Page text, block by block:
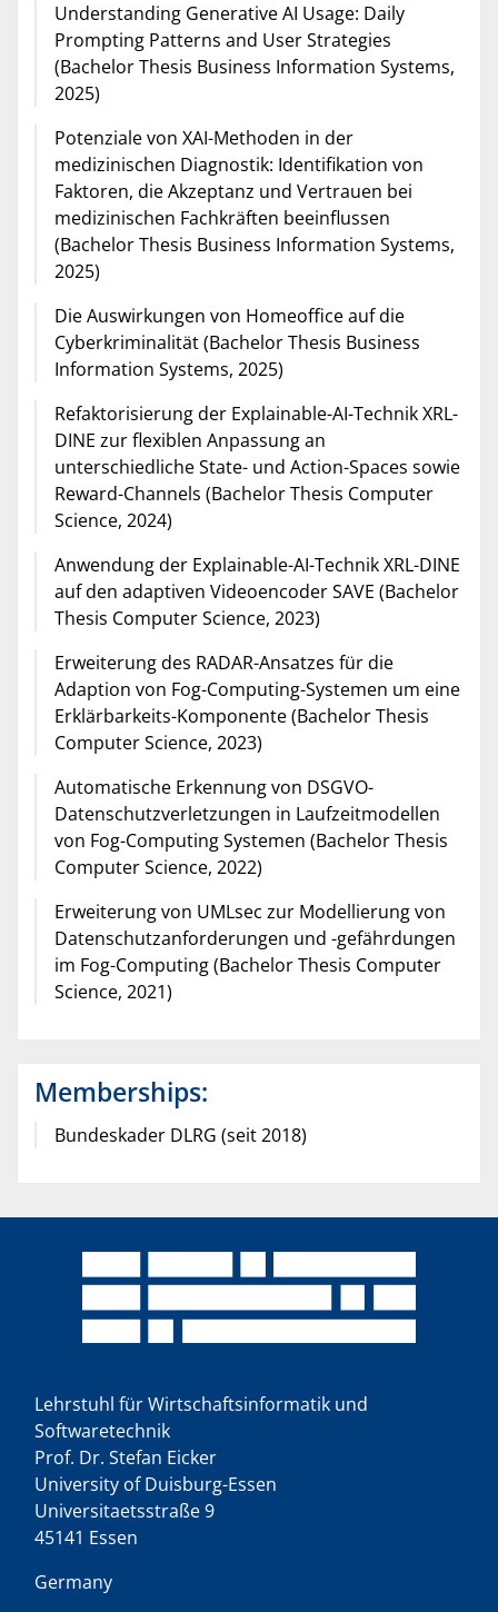
Understanding Generative AI Usage: Daily
Prompting Patterns and User Strategies
(Bachelor Thesis Business Information Systems,
2025)
Potenziale von XAI-Methoden in der
medizinischen Diagnostik: Identifikation von
Faktoren, die Akzeptanz und Vertrauen bei
medizinischen Fachkräften beeinflussen
(Bachelor Thesis Business Information Systems,
2025)
Die Auswirkungen von Homeoffice auf die
Cyberkriminalität (Bachelor Thesis Business
Information Systems, 2025)
Refaktorisierung der Explainable-AI-Technik XRL-
DINE zur flexiblen Anpassung an
unterschiedliche State- und Action-Spaces sowie
Reward-Channels (Bachelor Thesis Computer
Science, 2024)
Anwendung der Explainable-AI-Technik XRL-DINE
auf den adaptiven Videoencoder SAVE (Bachelor
Thesis Computer Science, 2023)
Erweiterung des RADAR-Ansatzes für die
Adaption von Fog-Computing-Systemen um eine
Erklärbarkeits-Komponente (Bachelor Thesis
Computer Science, 2023)
Automatische Erkennung von DSGVO-
Datenschutzverletzungen in Laufzeitmodellen
von Fog-Computing Systemen (Bachelor Thesis
Computer Science, 2022)
Erweiterung von UMLsec zur Modellierung von
Datenschutzanforderungen und -gefährdungen
im Fog-Computing (Bachelor Thesis Computer
Science, 2021)
Memberships:
Bundeskader DLRG (seit 2018)
Lehrstuhl für Wirtschaftsinformatik und
Softwaretechnik
Prof. Dr. Stefan Eicker
University of Duisburg-Essen
Universitaetsstraße 9
45141 Essen
Germany